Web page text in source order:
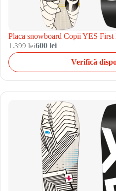
Placa snowboard Copii YES
1.399 lei600 lei
Verifică